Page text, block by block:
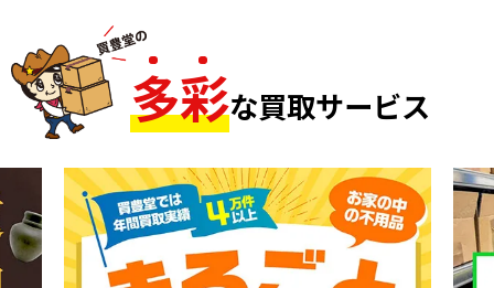
多彩な買取サービス